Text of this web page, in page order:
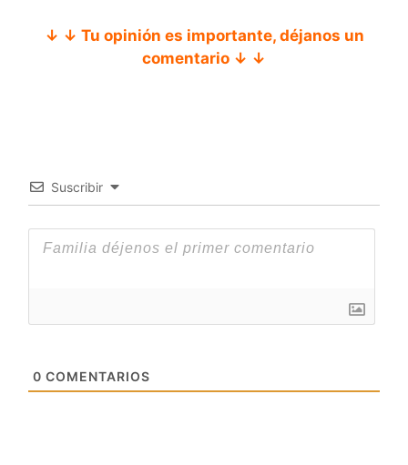
↓ ↓ Tu opinión es importante, déjanos un
comentario ↓ ↓
Suscribir
0 COMENTARIOS